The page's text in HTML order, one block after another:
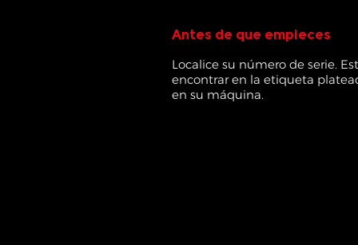
Antes de que empieces
Localice su número de serie.
encontrar en la etiqueta
en su máquina.